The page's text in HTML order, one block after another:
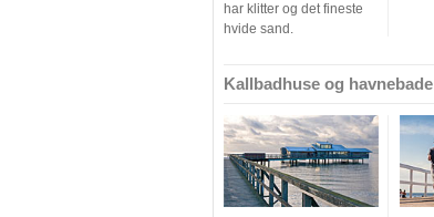
har klitter og det fineste
hvide sand.
Kallbadhuse og havnebade